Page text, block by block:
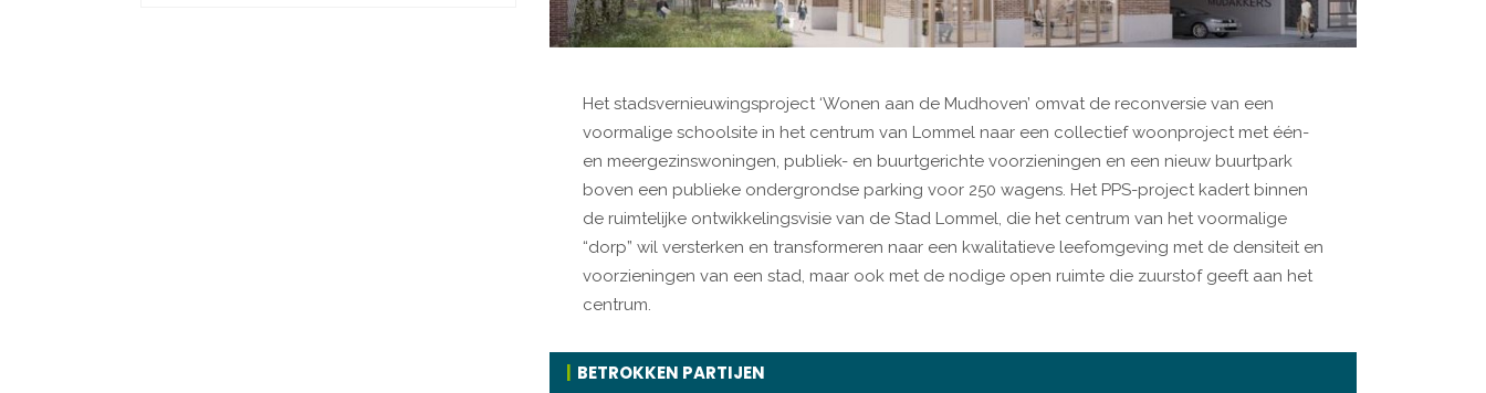
Het stadsvernieuwingsproject ‘Wonen aan de Mudhoven’ omvat de reconversie van een
voormalige schoolsite in het centrum van Lommel naar een collectief woonproject met één-
en meergezinswoningen, publiek- en buurtgerichte voorzieningen en een nieuw buurtpark
boven een publieke ondergrondse parking voor 250 wagens. Het PPS-project kadert binnen
de ruimtelijke ontwikkelingsvisie van de Stad Lommel, die het centrum van het voormalige
“dorp” wil versterken en transformeren naar een kwalitatieve leefomgeving met de densiteit en
voorzieningen van een stad, maar ook met de nodige open ruimte die zuurstof geeft aan het
centrum.
BETROKKEN PARTIJEN